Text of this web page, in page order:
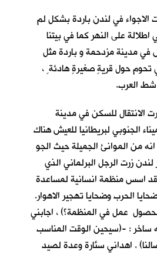
الاجواء في لندن باردة بشكل لم
على النهر كما في بيتنا
في مدينة مزدحمة و باردة مثل
حول قريةٍ صغيرةٍ هادئة ٍ ،
شط العرب.
الانتقال للسكن في مدينة
الجنوبي لبريطانيا للعيش هناك
من الموانئ الجميلة حيث الجو
لندن زرت الرجل البرلماني الذي
قد اسس منظمة انسانية لمساعدة
الحرب وضحايا تهجير الاهوار.
عمل في المنظمة؟) ، اجابني
ساخر : -(سيحين الوقت المناسب
. اهداني سنَّارة وعدة لصيد